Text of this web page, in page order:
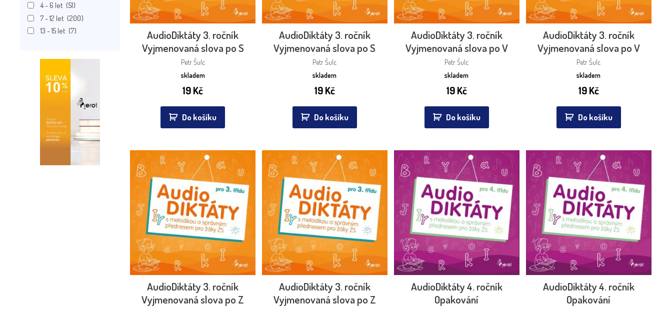
4 - 6 let (51)
7 - 12 let (200)
13 - 15 let (7)
AudioDiktáty 3. ročník
Vyjmenovaná slova po S
Petr Šulc
skladem
19Kč
Do košíku
AudioDiktáty 3. ročník
Vyjmenovaná slova po S
Petr Šulc
skladem
19Kč
Do košíku
AudioDiktáty 3. ročník
Vyjmenovaná slova po V
Petr Šulc
skladem
19Kč
Do košíku
AudioDiktáty 3. ročník
Vyjmenovaná slova po V
Petr Šulc
skladem
19Kč
Do košíku
AudioDiktáty 3. ročník
Vyjmenovaná slova po Z
AudioDiktáty 3. ročník
Vyjmenovaná slova po Z
AudioDiktáty 4. ročník
Opakování
AudioDiktáty 4. ročník
Opakování